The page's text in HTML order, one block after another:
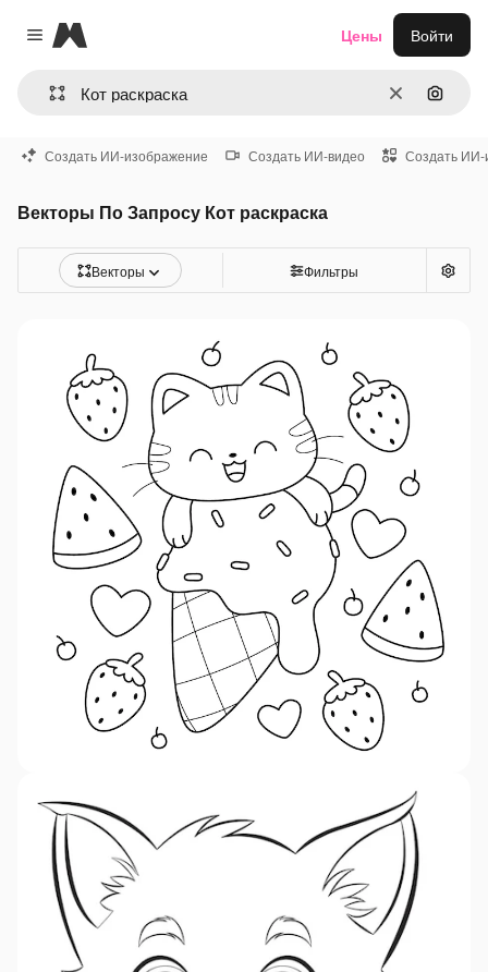
Close menu
Magnific
ОчиститьПоиск
Цены Войти
Создать ИИ-изображение Создать ИИ-видео Создать ИИ-
Векторы По Запросу Кот раскраска
Векторы Фильтры